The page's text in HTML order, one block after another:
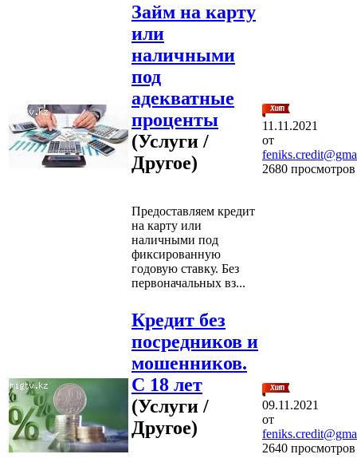
Займ на карту
или
наличными
под
адекватные
проценты
(Услуги /
Другое)
Предоставляем кредит
на карту или
наличными под
фиксированную
годовую ставку. Без
первоначальных вз...
11.11.2021
от
2680 просмотров
Кредит без
посредников и
мошенников.
С 18 лет
(Услуги /
Другое)
09.11.2021
от
2640 просмотров